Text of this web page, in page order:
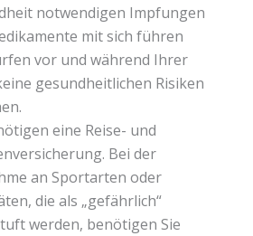
notwendigen Impfungen
mit sich führen
vor und während Ihrer
gesundheitlichen Risiken
eine Reise- und
Bei der
an Sportarten oder
die als „gefährlich“
werden, benötigen Sie